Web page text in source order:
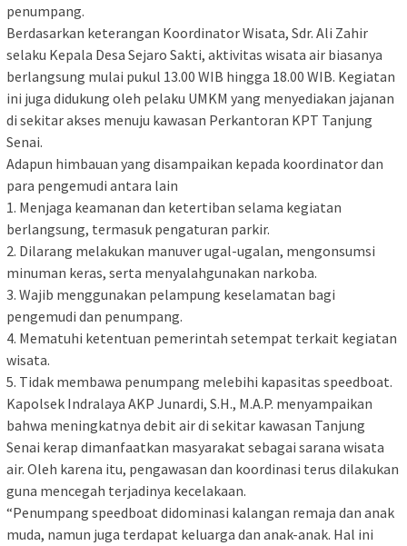
penumpang.
Berdasarkan keterangan Koordinator Wisata, Sdr. Ali Zahir
selaku Kepala Desa Sejaro Sakti, aktivitas wisata air biasanya
berlangsung mulai pukul 13.00 WIB hingga 18.00 WIB. Kegiatan
ini juga didukung oleh pelaku UMKM yang menyediakan jajanan
di sekitar akses menuju kawasan Perkantoran KPT Tanjung
Senai.
Adapun himbauan yang disampaikan kepada koordinator dan
para pengemudi antara lain
1. Menjaga keamanan dan ketertiban selama kegiatan
berlangsung, termasuk pengaturan parkir.
2. Dilarang melakukan manuver ugal-ugalan, mengonsumsi
minuman keras, serta menyalahgunakan narkoba.
3. Wajib menggunakan pelampung keselamatan bagi
pengemudi dan penumpang.
4. Mematuhi ketentuan pemerintah setempat terkait kegiatan
wisata.
5. Tidak membawa penumpang melebihi kapasitas speedboat.
Kapolsek Indralaya AKP Junardi, S.H., M.A.P. menyampaikan
bahwa meningkatnya debit air di sekitar kawasan Tanjung
Senai kerap dimanfaatkan masyarakat sebagai sarana wisata
air. Oleh karena itu, pengawasan dan koordinasi terus dilakukan
guna mencegah terjadinya kecelakaan.
“Penumpang speedboat didominasi kalangan remaja dan anak
muda, namun juga terdapat keluarga dan anak-anak. Hal ini